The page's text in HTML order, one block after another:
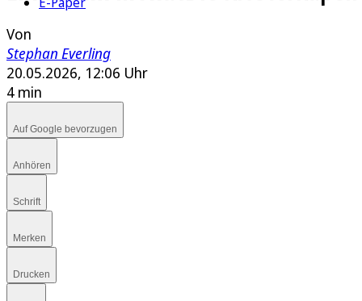
Von
Stephan Everling
20.05.2026, 12:06 Uhr
4 min
Auf Google bevorzugen
Anhören
Schrift
Merken
Drucken